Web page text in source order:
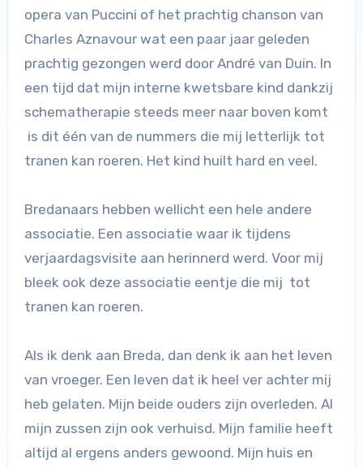
opera van Puccini of het prachtig chanson van
Charles Aznavour wat een paar jaar geleden
prachtig gezongen werd door André van Duin. In
een tijd dat mijn interne kwetsbare kind dankzij
schematherapie steeds meer naar boven komt
is dit één van de nummers die mij letterlijk tot
tranen kan roeren. Het kind huilt hard en veel.
Bredanaars hebben wellicht een hele andere
associatie. Een associatie waar ik tijdens
verjaardagsvisite aan herinnerd werd. Voor mij
bleek ook deze associatie eentje die mij tot
tranen kan roeren.
Als ik denk aan Breda, dan denk ik aan het leven
van vroeger. Een leven dat ik heel ver achter mij
heb gelaten. Mijn beide ouders zijn overleden. Al
mijn zussen zijn ook verhuisd. Mijn familie heeft
altijd al ergens anders gewoond. Mijn huis en